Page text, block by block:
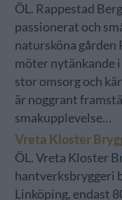
ÖL. Rappestad
passionerat och
natursköna gården
möter nytänkande
stor omsorg och
är noggrant
smakupplevelse…
Vreta Kloster
ÖL. Vreta Kloster
hantverksbryggeri
Linköping, endast